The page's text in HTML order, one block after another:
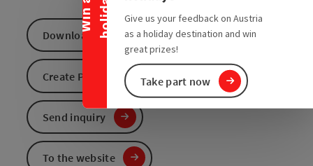
W
i
n
a
h
o
l
i
d
a y
Give us your feedback on Austria
as a holiday destination and win
great prizes!
Take part now
Download GPS data
Create PDF
Send inquiry
To the website